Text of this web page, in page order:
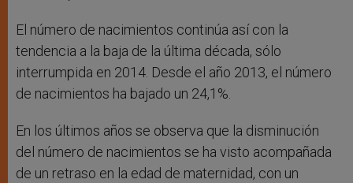
El número de nacimientos continúa así con la
tendencia a la baja de la última década, sólo
interrumpida en 2014. Desde el año 2013, el número
de nacimientos ha bajado un 24,1%.
En los últimos años se observa que la disminución
del número de nacimientos se ha visto acompañada
de un retraso en la edad de maternidad, con un